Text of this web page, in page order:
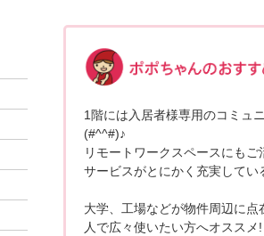
1階には入居者様専用のコミュ
(#^^#)♪
リモートワークスペースにも
サービスがとにかく充実して
大学、工場などが物件周辺に
人で広々使いたい方へオススメ!